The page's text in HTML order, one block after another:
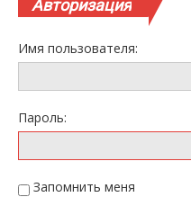
Авторизация
Имя пользователя:
Пароль:
Запомнить меня